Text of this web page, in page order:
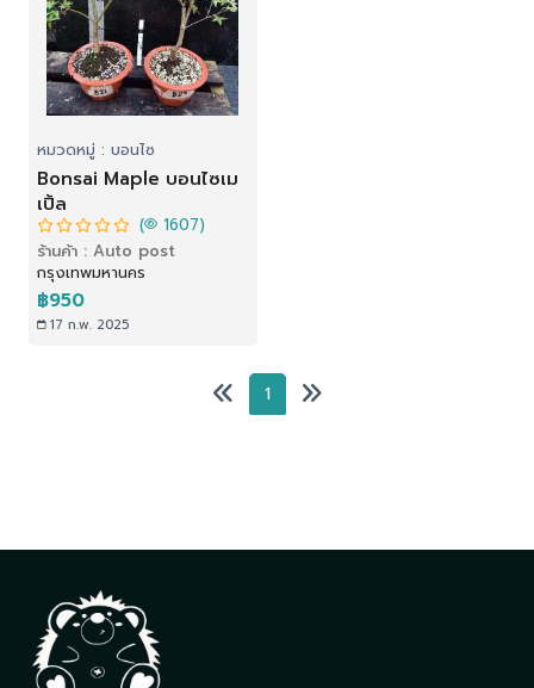
หมวดหมู่ : บอนไซ
Bonsai Maple บอนไซเม
เปิ้ล
( 1607)
ร้านค้า : Auto post
กรุงเทพมหานคร
฿950
17 ก.พ. 2025
1